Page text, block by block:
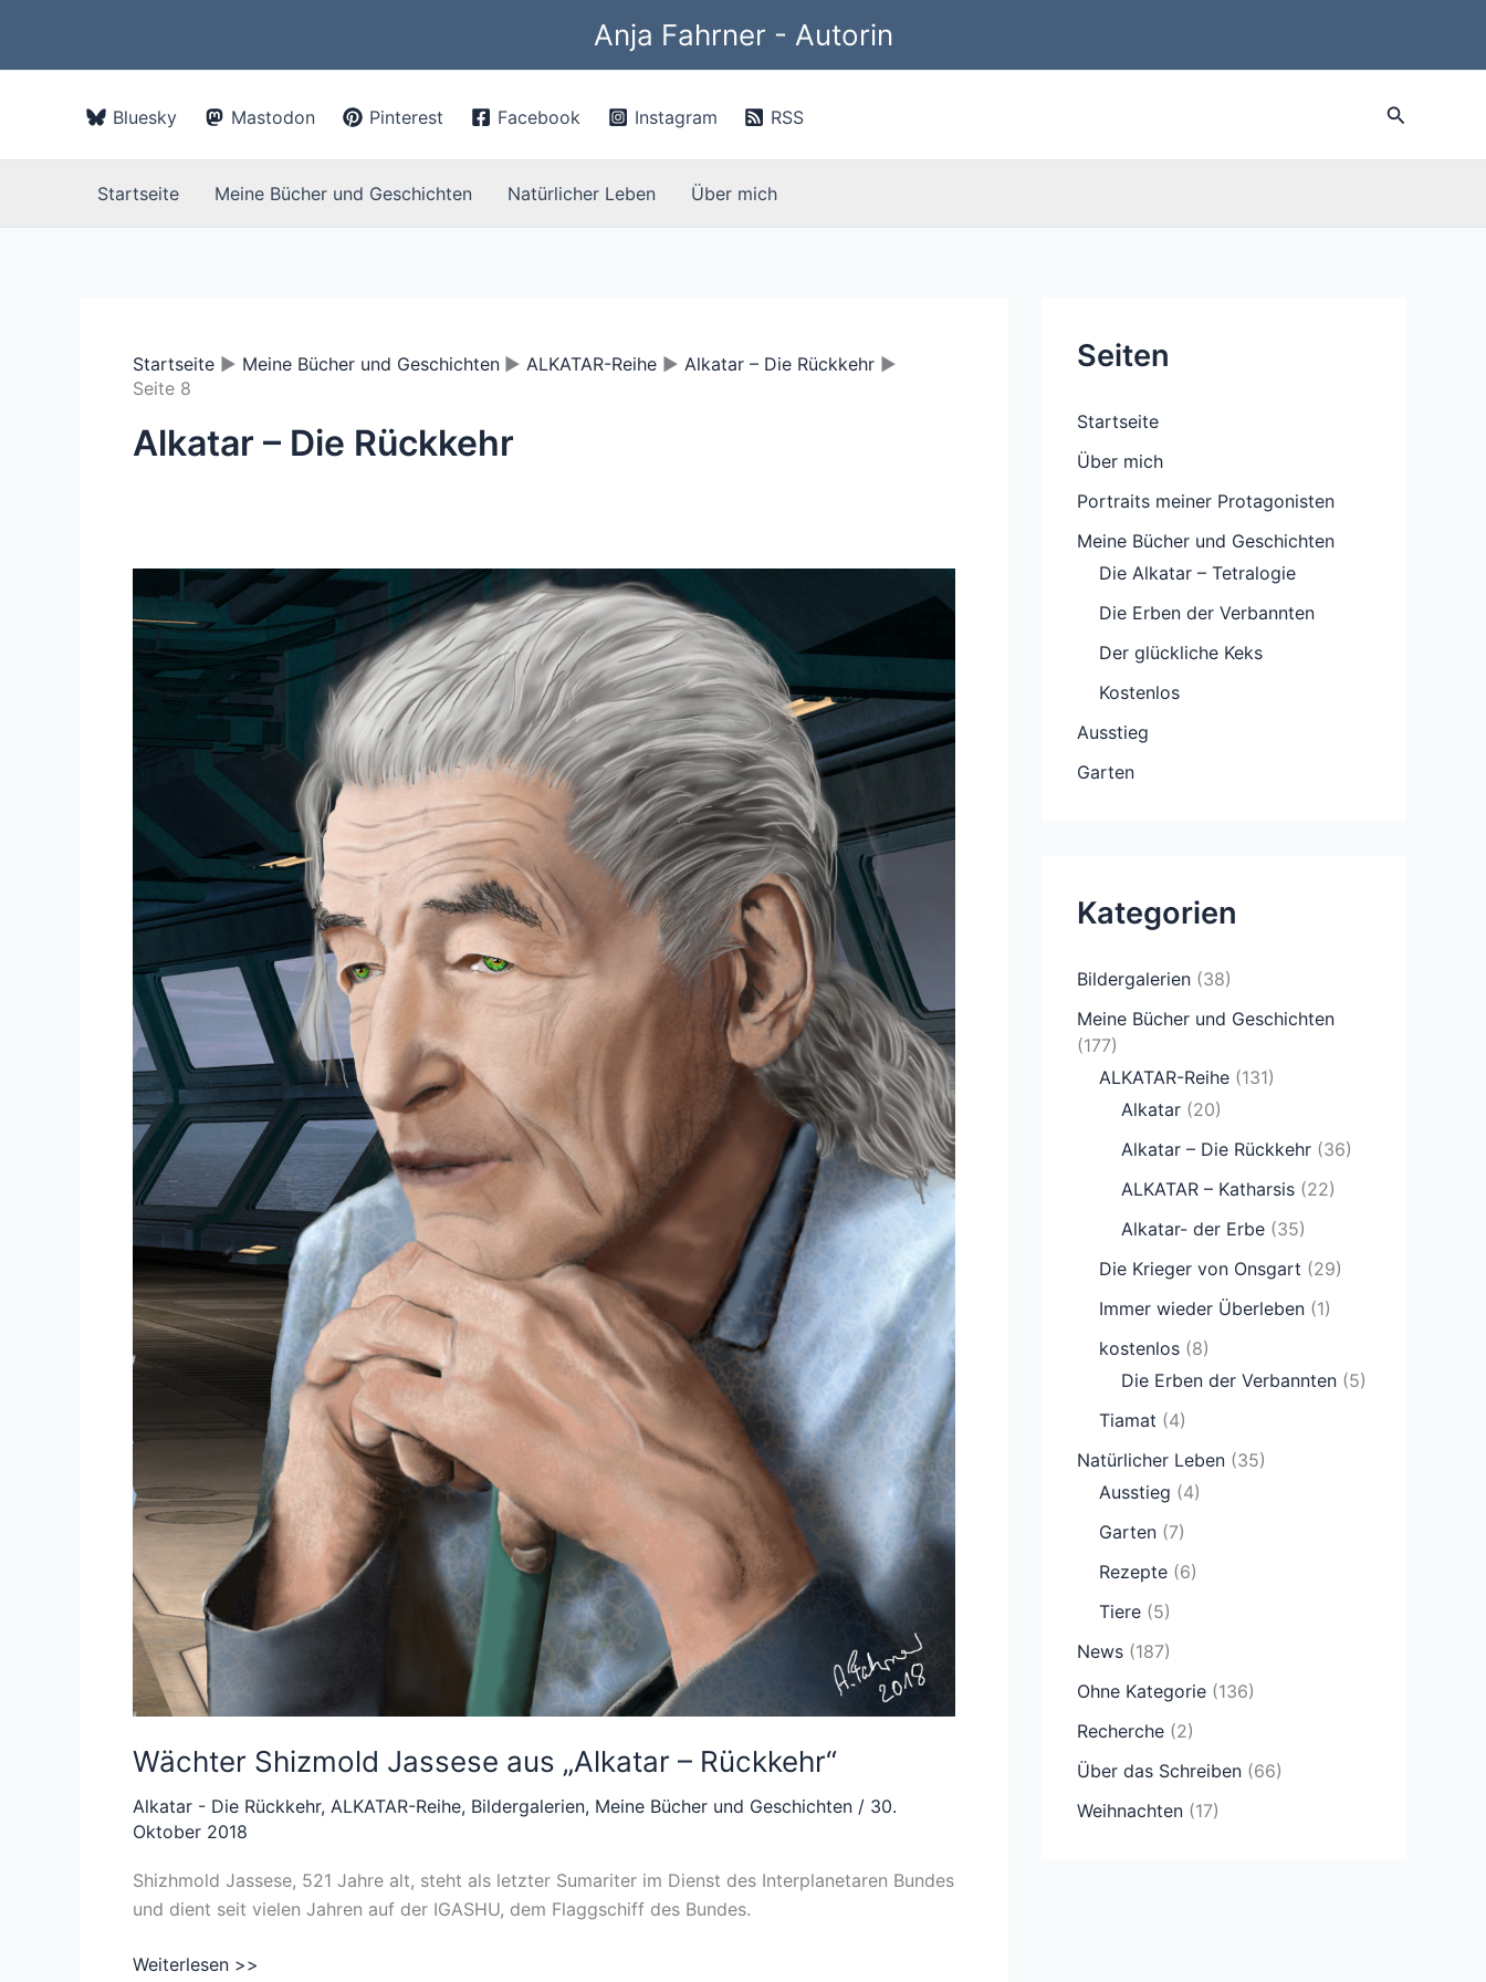
springen
Anja Fahrner - Autorin
Bluesky Mastodon Pinterest Facebook Instagram RSS Suche
Startseite Meine Bücher und Geschichten Natürlicher Leben Über mich
Startseite Meine Bücher und Geschichten ALKATAR-Reihe
Alkatar – Die Rückkehr
Seite 8
Alkatar – Die Rückkehr
Wächter Shizmold Jassese aus „Alkatar – Rückkehr“
Alkatar - Die Rückkehr, ALKATAR-Reihe, Bildergalerien, Meine Bücher und Geschichten / 30.
Oktober 2018
Shizhmold Jassese, 521 Jahre alt, steht als letzter Sumariter im Dienst des Interplanetaren Bundes
und dient seit vielen Jahren auf der IGASHU, dem Flaggschiff des Bundes.
Wächter
Weiterlesen >>
Seiten
Startseite
Über mich
Portraits meiner Protagonisten
Meine Bücher und Geschichten
Die Alkatar – Tetralogie
Die Erben der Verbannten
Der glückliche Keks
Kostenlos
Ausstieg
Garten
Kategorien
Bildergalerien (38)
Meine Bücher und Geschichten
(177)
ALKATAR-Reihe (131)
Alkatar (20)
Alkatar – Die Rückkehr (36)
ALKATAR – Katharsis (22)
Alkatar- der Erbe (35)
Die Krieger von Onsgart (29)
Immer wieder Überleben (1)
kostenlos (8)
Die Erben der Verbannten (5)
Tiamat (4)
Natürlicher Leben (35)
Ausstieg (4)
Garten (7)
Rezepte (6)
Tiere (5)
News (187)
Ohne Kategorie (136)
Recherche (2)
Über das Schreiben (66)
Weihnachten (17)